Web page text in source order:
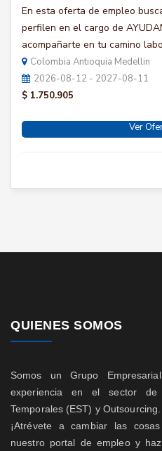
En esta oferta de empleo
perfilen en el cargo de
acompañarte en tu camino
Colombia Antioquia Medellin
2026-08-12 - 2027-08-11
$ 1.750.905
Ver
QUIENES SOMOS
Somos un Grupo
experiencia en el sector de
Temporales (EST) y Outsourcing.
¡Atrévete a cambiar las
nuestro portal de empleo y